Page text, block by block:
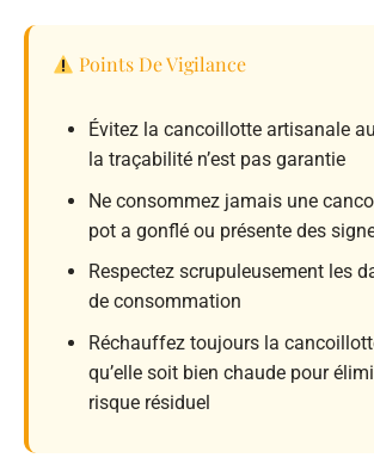
Points De Vigilance
Évitez la cancoillotte artisanale
la traçabilité n’est pas garantie
Ne consommez jamais une
pot a gonflé ou présente des
Respectez scrupuleusement les
de consommation
Réchauffez toujours la
qu’elle soit bien chaude pour
risque résiduel